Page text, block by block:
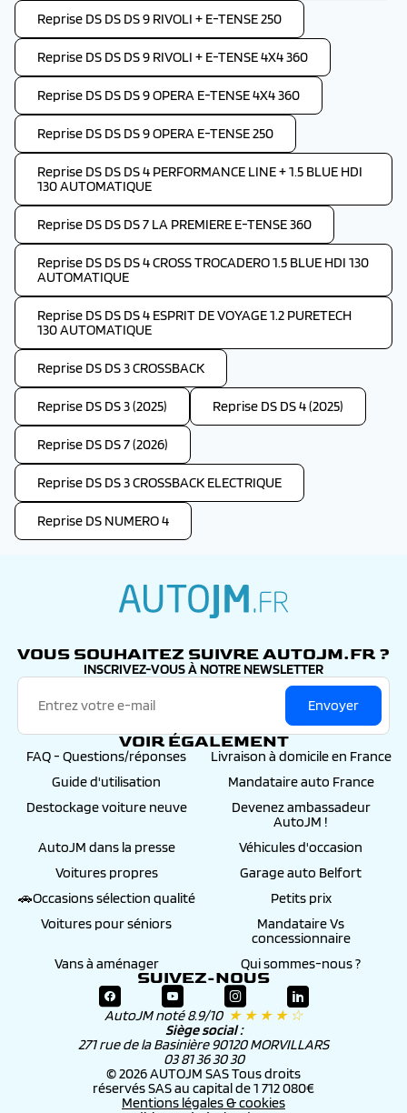
Reprise DS DS DS 9 RIVOLI + E-TENSE 250
Reprise DS DS DS 9 RIVOLI + E-TENSE 4X4 360
Reprise DS DS DS 9 OPERA E-TENSE 4X4 360
Reprise DS DS DS 9 OPERA E-TENSE 250
Reprise DS DS DS 4 PERFORMANCE LINE + 1.5 BLUE HDI
130 AUTOMATIQUE
Reprise DS DS DS 7 LA PREMIERE E-TENSE 360
Reprise DS DS DS 4 CROSS TROCADERO 1.5 BLUE HDI 130
AUTOMATIQUE
Reprise DS DS DS 4 ESPRIT DE VOYAGE 1.2 PURETECH
130 AUTOMATIQUE
Reprise DS DS 3 CROSSBACK
Reprise DS DS 3 (2025) Reprise DS DS 4 (2025)
Reprise DS DS 7 (2026)
Reprise DS DS 3 CROSSBACK ELECTRIQUE
Reprise DS NUMERO 4
VOUS SOUHAITEZ SUIVRE AUTOJM.FR ?
INSCRIVEZ-VOUS À NOTRE NEWSLETTER
Envoyer
VOIR ÉGALEMENT
FAQ - Questions/réponses
Livraison à domicile en France
Guide d'utilisation
Mandataire auto France
Destockage voiture neuve
Devenez ambassadeur
AutoJM !
AutoJM dans la presse
Véhicules d'occasion
Voitures propres
Garage auto Belfort
🚗Occasions sélection qualité
Petits prix
Voitures pour séniors
Mandataire Vs
concessionnaire
Vans à aménager
Qui sommes-nous ?
SUIVEZ-NOUS
AutoJM noté 8.9/10 ★ ★ ★ ★ ☆
Siège social :
271 rue de la Basinière 90120 MORVILLARS
03 81 36 30 30
© 2026 AUTOJM SAS Tous droits
réservés SAS au capital de 1 712 080€
Mentions légales & cookies